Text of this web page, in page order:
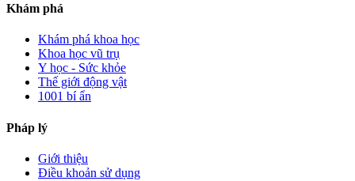
Khám phá
Khám phá khoa học
Khoa học vũ trụ
Y học - Sức khỏe
Thế giới động vật
1001 bí ẩn
Pháp lý
Giới thiệu
Điều khoản sử dụng